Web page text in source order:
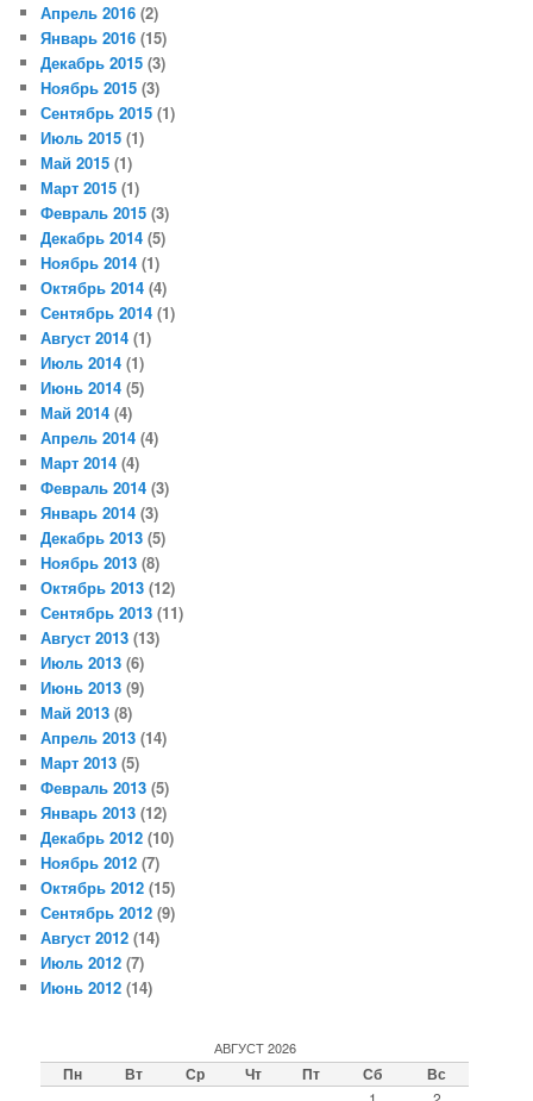
Апрель 2016 (2)
Январь 2016 (15)
Декабрь 2015 (3)
Ноябрь 2015 (3)
Сентябрь 2015 (1)
Июль 2015 (1)
Май 2015 (1)
Март 2015 (1)
Февраль 2015 (3)
Декабрь 2014 (5)
Ноябрь 2014 (1)
Октябрь 2014 (4)
Сентябрь 2014 (1)
Август 2014 (1)
Июль 2014 (1)
Июнь 2014 (5)
Май 2014 (4)
Апрель 2014 (4)
Март 2014 (4)
Февраль 2014 (3)
Январь 2014 (3)
Декабрь 2013 (5)
Ноябрь 2013 (8)
Октябрь 2013 (12)
Сентябрь 2013 (11)
Август 2013 (13)
Июль 2013 (6)
Июнь 2013 (9)
Май 2013 (8)
Апрель 2013 (14)
Март 2013 (5)
Февраль 2013 (5)
Январь 2013 (12)
Декабрь 2012 (10)
Ноябрь 2012 (7)
Октябрь 2012 (15)
Сентябрь 2012 (9)
Август 2012 (14)
Июль 2012 (7)
Июнь 2012 (14)
АВГУСТ 2026
Пн Вт Ср Чт Пт Сб Вс